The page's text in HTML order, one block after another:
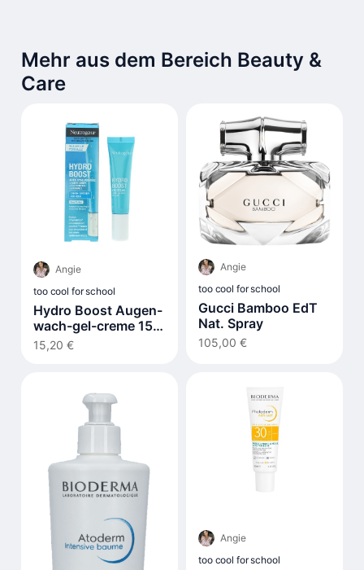
Mehr aus dem Bereich Beauty &
Care
Angie
too cool for school
Hydro Boost Augen-
wach-gel-creme 15
ml
15,20 €
Angie
too cool for school
Gucci Bamboo EdT
Nat. Spray
105,00 €
Angie
too cool for school